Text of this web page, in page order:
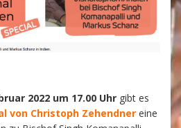
2022 um 17.00 Uhr gibt es
von Christoph Zehendner eine